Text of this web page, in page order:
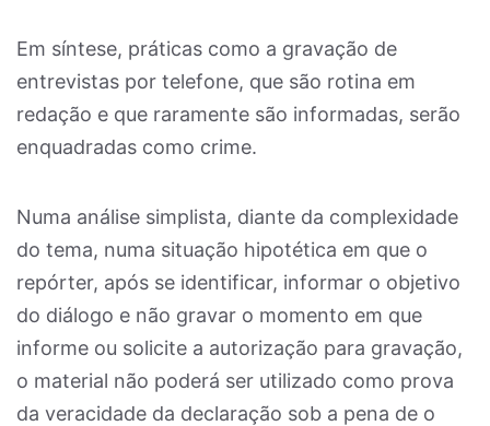
Em síntese, práticas como a gravação de
entrevistas por telefone, que são rotina em
redação e que raramente são informadas, serão
enquadradas como crime.
Numa análise simplista, diante da complexidade
do tema, numa situação hipotética em que o
repórter, após se identificar, informar o objetivo
do diálogo e não gravar o momento em que
informe ou solicite a autorização para gravação,
o material não poderá ser utilizado como prova
da veracidade da declaração sob a pena de o